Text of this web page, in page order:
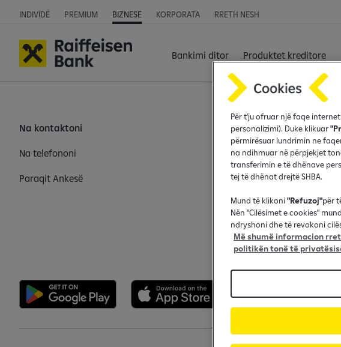
INDIVIDË PREMIUM BIZNESE KORPORATA RRETH NESH
Bankimi ditor Produktet kreditore
Na kontaktoni
Na telefononi
Paraqit Ankesë
Rreth nesh
Kush jemi ne
Qëndrueshmëria dhe ESG
Media
Raportet vjetore
Shpalljet për tenderë
Për t'ju ofruar një faqe
personalizimi). Duke klikuar
përmirësuar lundrimin ne
na ndihmuar në përpjekjet
transferimin e të dhënave
tej të dhënat drejtë SHBA.
Mund të klikoni"Refuzoj"për
Nën "Cilësimet e cookies"
ndryshoni dhe të revokoni
Më shumë informacion
politikën tonë të